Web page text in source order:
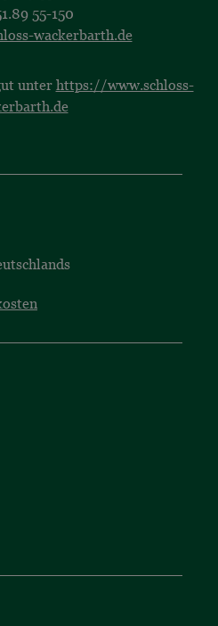
55-150
wackerbarth.de
unter https://www.schloss-